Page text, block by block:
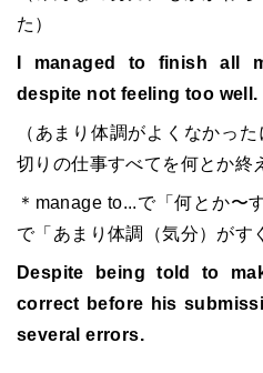
た）
I managed to finish all
despite not feeling too well.
（あまり体調がよくなかっ
切りの仕事すべてを何とか終
＊manage to...で「何とか〜
で「あまり体調（気分）がす
Despite being told to
correct before his
several errors.